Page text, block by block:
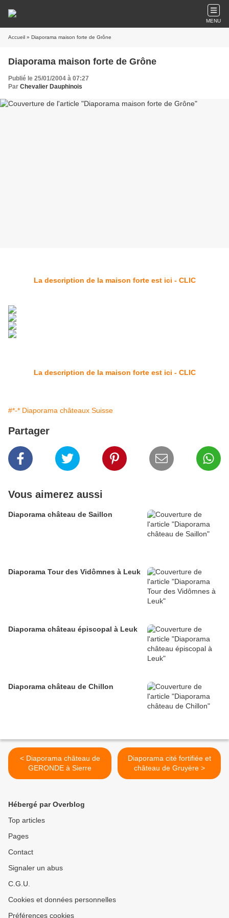
MENU
Accueil » Diaporama maison forte de Grône
Diaporama maison forte de Grône
Publié le 25/01/2004 à 07:27
Par Chevalier Dauphinois
La description de la maison forte est ici - CLIC
La description de la maison forte est ici - CLIC
#*-* Diaporama châteaux Suisse
Partager
Vous aimerez aussi
Diaporama château de Saillon
Diaporama Tour des Vidômnes à Leuk
Diaporama château épiscopal à Leuk
Diaporama château de Chillon
< Diaporama château de
GERONDE à Sierre
Diaporama cité fortifiée et
château de Gruyère >
Hébergé par Overblog
Top articles
Pages
Contact
Signaler un abus
C.G.U.
Cookies et données personnelles
Préférences cookies